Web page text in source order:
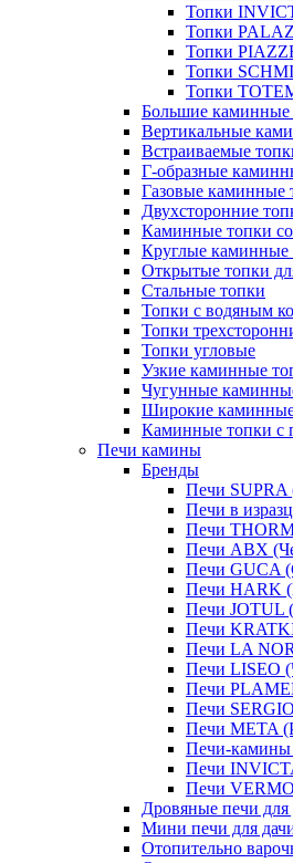
Топки
Топки
Топки
Топки
Топки
Большие каминные
Вертикальные
Встраиваемые
Г-образные
Газовые каминные
Двухсторонние
Каминные топки
Круглые каминные
Открытые топки
Стальные топки
Топки с водяным
Топки
Топки угловые
Узкие каминные
Чугунные
Широкие
Каминные топки с
Печи камины
Бренды
Печи SUPRA
Печи в
Печи
Печи ABX
Печи GUCA
Печи HARK
Печи JOTUL
Печи
Печи LA
Печи LISEO
Печи
Печи
Печи META
Печи-
Печи
Печи
Дровяные печи для
Мини печи для
Отопительно